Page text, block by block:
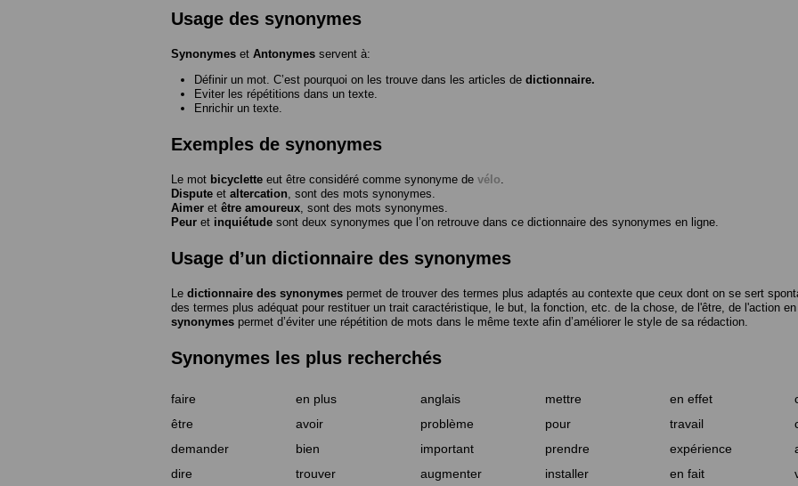
Usage des synonymes
Synonymes et Antonymes servent à:
Définir un mot. C’est pourquoi on les trouve dans les articles de dictionnaire.
Eviter les répétitions dans un texte.
Enrichir un texte.
Exemples de synonymes
Le mot bicyclette eut être considéré comme synonyme de vélo
Dispute et altercation , sont des mots synonymes.
Aimer et être amoureux , sont des mots synonymes.
Peur et inquiétude sont deux synonymes que l’on retrouve dans ce dictionnaire des synonymes en ligne.
Usage d’un dictionnaire des synonymes
Le dictionnaire des synonymes permet de trouver des termes plus adaptés au contexte que ceux dont on se sert
des termes plus adéquat pour restituer un trait caractéristique, le but, la fonction, etc. de la chose, de l'être, de l'action
synonymes permet d’éviter une répétition de mots dans le même texte afin d’améliorer le style de sa rédaction.
Synonymes les plus recherchés
faire en plus anglais mettre en effet
être
avoir problème pour travail
demander
bien important prendre expérience
dire
trouver augmenter installer en fait